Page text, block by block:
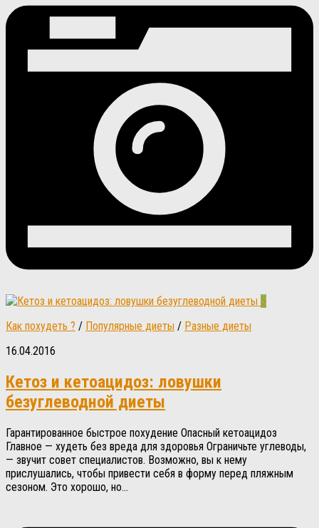
5
Как похудеть ? / Популярные диеты / Разные диеты
16.04.2016
Кетоз и кетоацидоз: ловушки
безуглеводной диеты
Гарантированное быстрое похудение Опасный кетоацидоз
Главное — худеть без вреда для здоровья Ограничьте углеводы,
— звучит совет специалистов. Возможно, вы к нему
прислушались, чтобы привести себя в форму перед пляжным
сезоном. Это хорошо, но...